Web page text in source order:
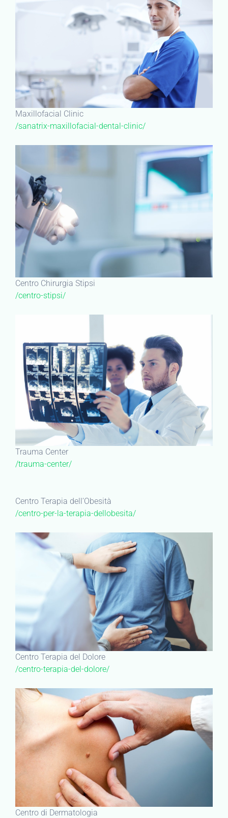
Maxillofacial Clinic
/sanatrix-maxillofacial-dental-clinic/
Centro Chirurgia Stipsi
/centro-stipsi/
Trauma Center
/trauma-center/
Centro Terapia dell’Obesità
/centro-per-la-terapia-dellobesita/
Centro Terapia del Dolore
/centro-terapia-del-dolore/
Centro di Dermatologia